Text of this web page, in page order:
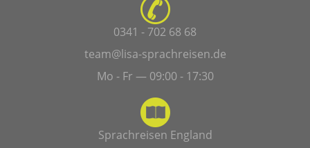
0341 - 702 68 68
team@lisa-sprachreisen.de
Mo - Fr — 09:00 - 17:30
Sprachreisen England